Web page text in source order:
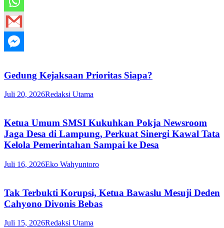
Gedung Kejaksaan Prioritas Siapa?
Juli 20, 2026Redaksi Utama
Ketua Umum SMSI Kukuhkan Pokja Newsroom
Jaga Desa di Lampung, Perkuat Sinergi Kawal Tata
Kelola Pemerintahan Sampai ke Desa
Juli 16, 2026Eko Wahyuntoro
Tak Terbukti Korupsi, Ketua Bawaslu Mesuji Deden
Cahyono Divonis Bebas
Juli 15, 2026Redaksi Utama